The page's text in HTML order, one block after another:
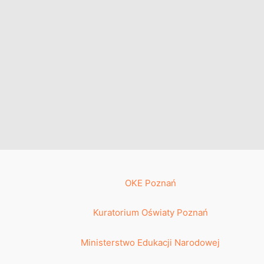
OKE Poznań
Kuratorium Oświaty Poznań
Ministerstwo Edukacji Narodowej